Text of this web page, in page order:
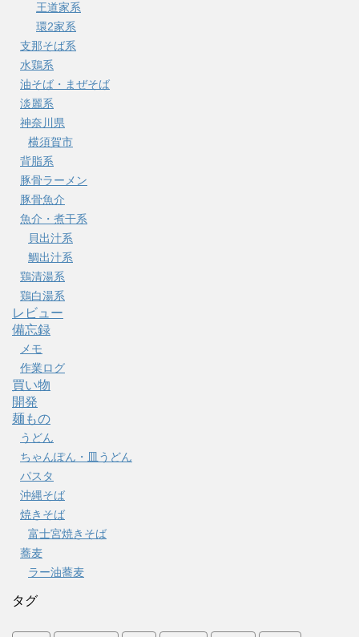
王道家系
環2家系
支那そば系
水鶏系
油そば・まぜそば
淡麗系
神奈川県
横須賀市
背脂系
豚骨ラーメン
豚骨魚介
魚介・煮干系
貝出汁系
鯛出汁系
鶏清湯系
鶏白湯系
レビュー
備忘録
メモ
作業ログ
買い物
開発
麺もの
うどん
ちゃんぽん・皿うどん
パスタ
沖縄そば
焼きそば
富士宮焼きそば
蕎麦
ラー油蕎麦
タグ